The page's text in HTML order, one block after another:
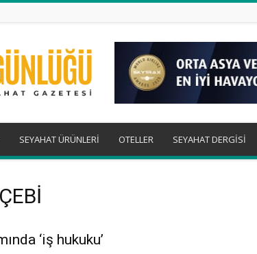
Turizm
SEYAHAT ÜRÜNLERİ OTELLER SEYAHAT DERGİSİ
‘iş hukuku’